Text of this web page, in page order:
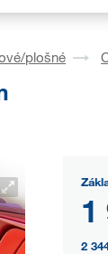
plošné
1
2